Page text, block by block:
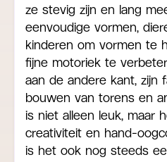
ze stevig zijn en lang
eenvoudige vormen,
kinderen om vormen te
fijne motoriek te
aan de andere kant, zijn
bouwen van torens en
is niet alleen leuk, maar
creativiteit en hand-
is het ook nog steeds